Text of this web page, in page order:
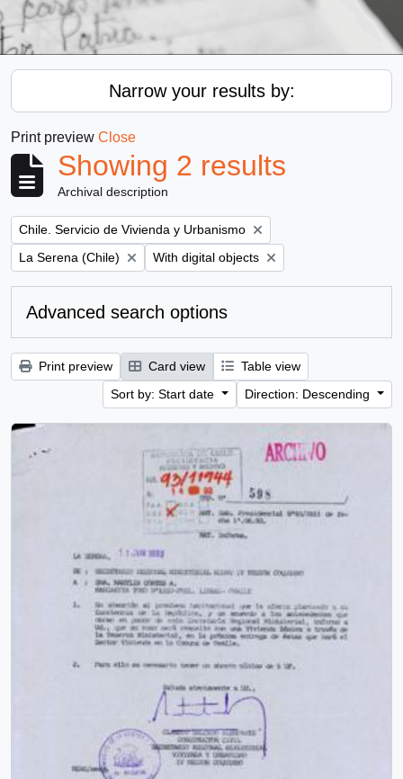
Narrow your results by:
Print preview Close
Showing 2 results
Archival description
Remove filter:
Chile. Servicio de Vivienda y Urbanismo
Remove filter:
La Serena (Chile) Remove filter:
With digital objects
Advanced search options
Print preview Card view
Table view
Sort by: Start date
Direction: Descending